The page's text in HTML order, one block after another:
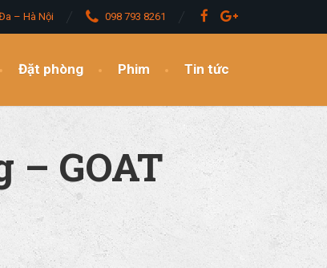
– Hà Nội 098 793 8261
Đặt phòng Phim Tin tức
– GOAT